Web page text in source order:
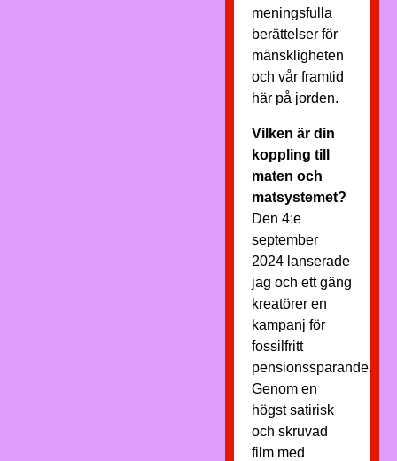
meningsfulla
berättelser för
mänskligheten
och vår framtid
här på jorden.
Vilken är din
koppling till
maten och
matsystemet?
Den 4:e
september
2024 lanserade
jag och ett gäng
kreatörer en
kampanj för
fossilfritt
pensionssparande.
Genom en
högst satirisk
och skruvad
film med